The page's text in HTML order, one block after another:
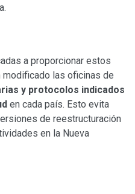
a proporcionar estos
modificado las oficinas de
y protocolos indicados
en cada país. Esto evita
de reestructuración
en la Nueva